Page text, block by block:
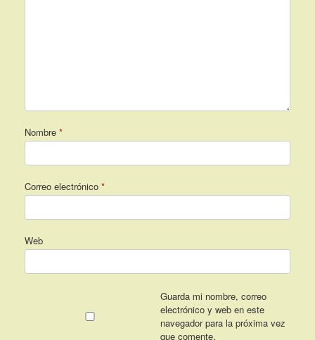
Nombre *
Correo electrónico *
Web
Guarda mi nombre, correo
electrónico y web en este
navegador para la próxima vez
que comente.